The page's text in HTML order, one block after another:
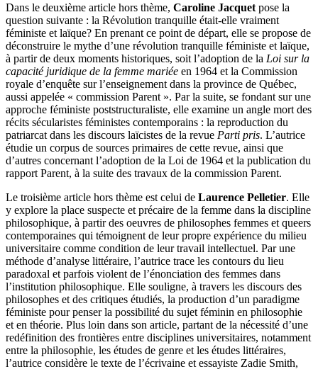
Dans le deuxième article hors thème, Caroline Jacquet pose la
question suivante : la Révolution tranquille était-elle vraiment
féministe et laïque? En prenant ce point de départ, elle se propose de
déconstruire le mythe d’une révolution tranquille féministe et laïque,
à partir de deux moments historiques, soit l’adoption de la Loi sur la
capacité juridique de la femme mariée en 1964 et la Commission
royale d’enquête sur l’enseignement dans la province de Québec,
aussi appelée « commission Parent ». Par la suite, se fondant sur une
approche féministe poststructuraliste, elle examine un angle mort des
récits sécularistes féministes contemporains : la reproduction du
patriarcat dans les discours laïcistes de la revue Parti pris. L’autrice
étudie un corpus de sources primaires de cette revue, ainsi que
d’autres concernant l’adoption de la Loi de 1964 et la publication du
rapport Parent, à la suite des travaux de la commission Parent.
Le troisième article hors thème est celui de Laurence Pelletier. Elle
y explore la place suspecte et précaire de la femme dans la discipline
philosophique, à partir des oeuvres de philosophes femmes et queers
contemporaines qui témoignent de leur propre expérience du milieu
universitaire comme condition de leur travail intellectuel. Par une
méthode d’analyse littéraire, l’autrice trace les contours du lieu
paradoxal et parfois violent de l’énonciation des femmes dans
l’institution philosophique. Elle souligne, à travers les discours des
philosophes et des critiques étudiés, la production d’un paradigme
féministe pour penser la possibilité du sujet féminin en philosophie
et en théorie. Plus loin dans son article, partant de la nécessité d’une
redéfinition des frontières entre disciplines universitaires, notamment
entre la philosophie, les études de genre et les études littéraires,
l’autrice considère le texte de l’écrivaine et essayiste Zadie Smith,